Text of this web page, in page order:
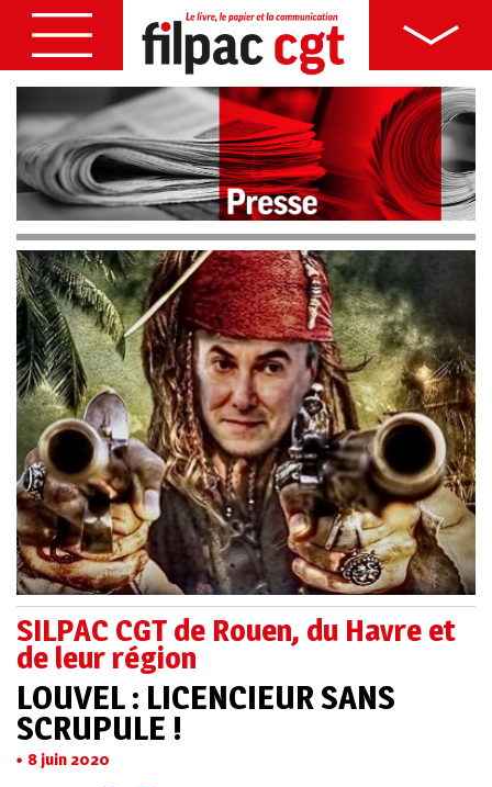
SILPAC CGT de Rouen, du Havre et
de leur région
LOUVEL : LICENCIEUR SANS
SCRUPULE !
8 juin 2020